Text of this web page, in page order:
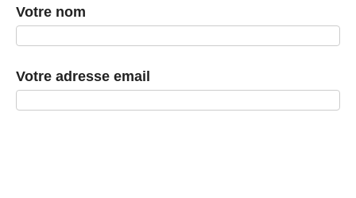
Votre nom
Votre adresse email